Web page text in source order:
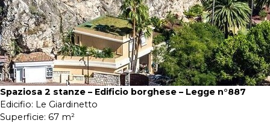
Spaziosa 2 stanze – Edificio borghese – Legge n°887
Edicifio: Le Giardinetto
Superficie: 67 m²